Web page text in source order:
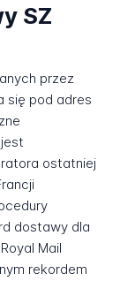
SZ
przez
się pod adres
ostatniej
dostawy dla
Mail
rekordem